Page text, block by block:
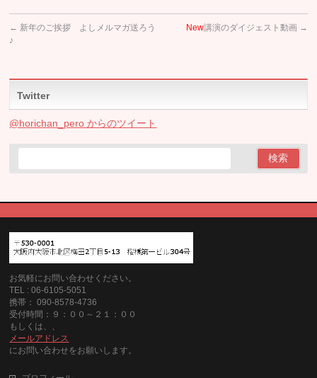
← 新年のご挨拶 よしメルマガ送ろう
♪
New講演のダイジェスト動画 →
Twitter
@horichan_pero からのツイート
お気軽にお問い合わせください。
TEL : 06-6105-5051
携帯： 090-8578-4736
受付時間：９：００～２１：００
もしくは、、
メールアドレス
にお問い合わせをお願いします。